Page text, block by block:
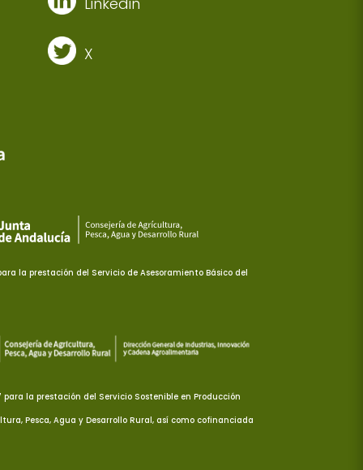
X
la prestación del Servicio de Asesoramiento Básico del
la prestación del Servicio Sostenible en Producción
Pesca, Agua y Desarrollo Rural, así como cofinanciada